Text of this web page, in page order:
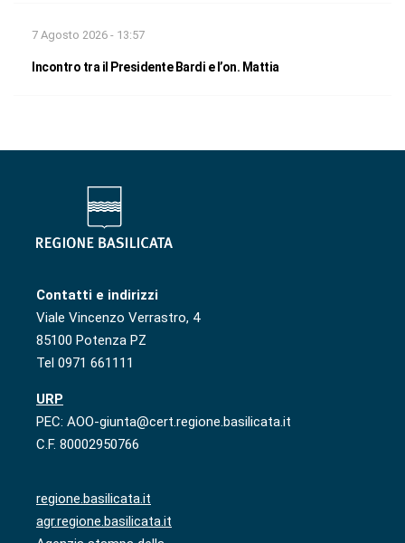
7 Agosto 2026 - 13:57
Incontro tra il Presidente Bardi e l’on. Mattia
Contatti e indirizzi
Viale Vincenzo Verrastro, 4
85100 Potenza PZ
Tel 0971 661111
URP
PEC: AOO-giunta@cert.regione.basilicata.it
C.F. 80002950766
regione.basilicata.it
agr.regione.basilicata.it